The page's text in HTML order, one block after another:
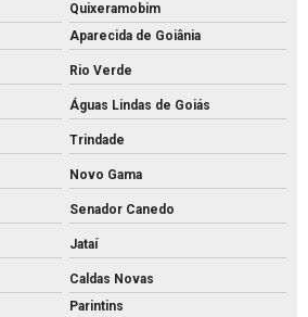
Quixeramobim
Aparecida de Goiânia
Rio Verde
Águas Lindas de Goiás
Trindade
Novo Gama
Senador Canedo
Jataí
Caldas Novas
Parintins